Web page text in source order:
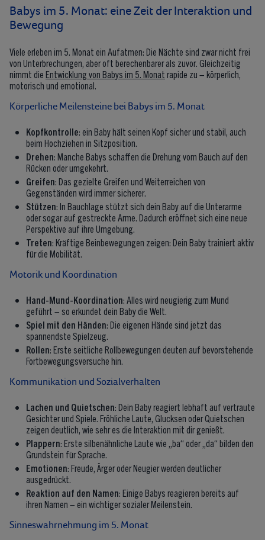
Babys im 5. Monat: eine Zeit der Interaktion und
Bewegung
Viele erleben im 5. Monat ein Aufatmen: Die Nächte sind zwar nicht frei
von Unterbrechungen, aber oft berechenbarer als zuvor. Gleichzeitig
nimmt die Entwicklung von Babys im 5. Monat rapide zu – körperlich,
motorisch und emotional.
Körperliche Meilensteine bei Babys im 5. Monat
Kopfkontrolle: ein Baby hält seinen Kopf sicher und stabil, auch
beim Hochziehen in Sitzposition.
Drehen: Manche Babys schaffen die Drehung vom Bauch auf den
Rücken oder umgekehrt.
Greifen: Das gezielte Greifen und Weiterreichen von
Gegenständen wird immer sicherer.
Stützen: In Bauchlage stützt sich dein Baby auf die Unterarme
oder sogar auf gestreckte Arme. Dadurch eröffnet sich eine neue
Perspektive auf ihre Umgebung.
Treten: Kräftige Beinbewegungen zeigen: Dein Baby trainiert aktiv
für die Mobilität.
Motorik und Koordination
Hand-Mund-Koordination: Alles wird neugierig zum Mund
geführt – so erkundet dein Baby die Welt.
Spiel mit den Händen: Die eigenen Hände sind jetzt das
spannendste Spielzeug.
Rollen: Erste seitliche Rollbewegungen deuten auf bevorstehende
Fortbewegungsversuche hin.
Kommunikation und Sozialverhalten
Lachen und Quietschen: Dein Baby reagiert lebhaft auf vertraute
Gesichter und Spiele. Fröhliche Laute, Glucksen oder Quietschen
zeigen deutlich, wie sehr es die Interaktion mit dir genießt.
Plappern: Erste silbenähnliche Laute wie „ba“ oder „da“ bilden den
Grundstein für Sprache.
Emotionen: Freude, Ärger oder Neugier werden deutlicher
ausgedrückt.
Reaktion auf den Namen: Einige Babys reagieren bereits auf
ihren Namen – ein wichtiger sozialer Meilenstein.
Sinneswahrnehmung im 5. Monat